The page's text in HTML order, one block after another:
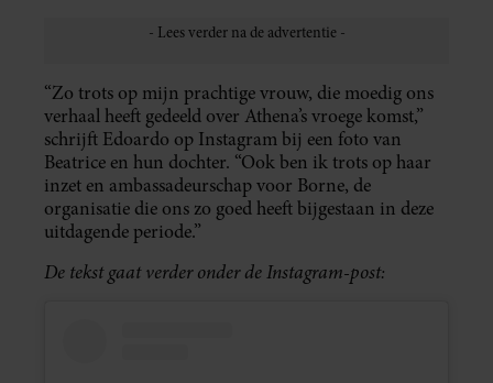
“Zo trots op mijn prachtige vrouw, die moedig ons
verhaal heeft gedeeld over Athena’s vroege komst,”
schrijft Edoardo op Instagram bij een foto van
Beatrice en hun dochter. “Ook ben ik trots op haar
inzet en ambassadeurschap voor Borne, de
organisatie die ons zo goed heeft bijgestaan in deze
uitdagende periode.”
De tekst gaat verder onder de Instagram-post: